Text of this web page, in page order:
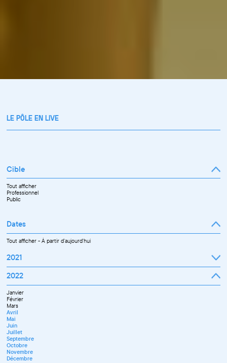
LE PÔLE EN LIVE
Cible
Tout afficher
Professionnel
Public
Dates
Tout afficher-À partir d'aujourd'hui
2021
Septembre
Novembre
Décembre
2022
Janvier
Février
Mars
Avril
Mai
Juin
Juillet
Septembre
Octobre
Novembre
Décembre